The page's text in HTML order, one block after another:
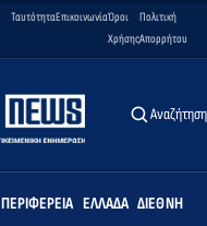
ΤαυτότηταΕπικοινωνίαΌροι
Χρήσης
Πολιτική
Απορρήτου
Αναζήτηση
ΠΕΡΙΦΈΡΕΙΑ ΕΛΛΆΔΑ ΔΙΕΘΝΉ